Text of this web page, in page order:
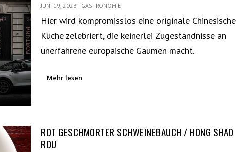
JUNI 19, 2023 | GASTRONOMIE
Hier wird kompromisslos eine originale Chinesische
Küche zelebriert, die keinerlei Zugeständnisse an
unerfahrene europäische Gaumen macht.
Mehr lesen
ROT GESCHMORTER SCHWEINEBAUCH / HONG SHAO
ROU